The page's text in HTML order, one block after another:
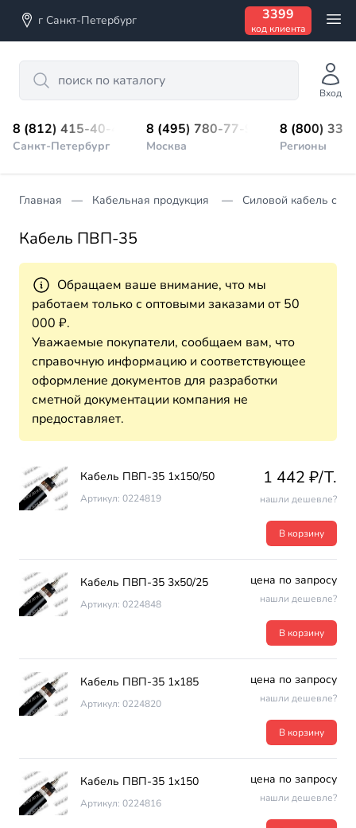
г Санкт-Петербург 3399
код клиента
Search
Вход
8 (812) 415-40-45
Санкт-Петербург
8 (495) 780-77-98
Москва
8 (800)
Регионы
Главная Кабельная продукция Силовой кабель с
Кабель ПВП-35
Обращаем ваше внимание, что мы
работаем только с оптовыми заказами от 50
000 ₽.
Уважаемые покупатели, сообщаем вам, что
справочную информацию и соответствующее
оформление документов для разработки
сметной документации компания не
предоставляет.
Кабель ПВП-35 1х150/50
Артикул: 0224819
1 442 ₽/T.
нашли дешевле?
В корзину
Кабель ПВП-35 3х50/25
Артикул: 0224848
цена по запросу
нашли дешевле?
В корзину
Кабель ПВП-35 1х185
Артикул: 0224820
цена по запросу
нашли дешевле?
В корзину
Кабель ПВП-35 1х150
Артикул: 0224816
цена по запросу
нашли дешевле?